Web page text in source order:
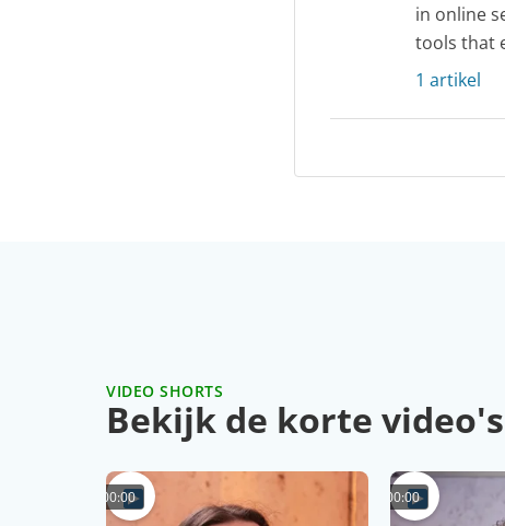
in online
tools that
1 artikel
VIDEO SHORTS
Bekijk de korte video's
00:00 00:00